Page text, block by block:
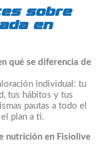
sobre
en
qué se diferencia de
individual: tu
tus hábitos y tus
pautas a todo el
plan a ti.
nutrición en Fisiolive